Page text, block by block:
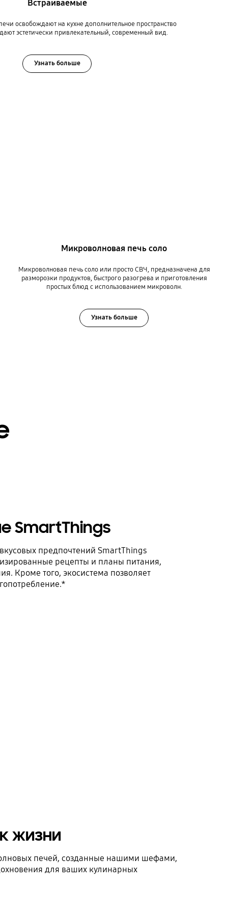
Встраиваемые
освобождают на кухне дополнительное пространство
эстетически привлекательный, современный вид.
Узнать больше
Микроволновая печь соло
Микроволновая печь соло или просто СВЧ, предназначена для
разморозки продуктов, быстрого разогрева и приготовления
простых блюд с использованием микроволн.
Узнать больше
SmartThings
предпочтений SmartThings
рецепты и планы питания,
Кроме того, экосистема позволяет
жизни
печей, созданные нашими шефами,
для ваших кулинарных